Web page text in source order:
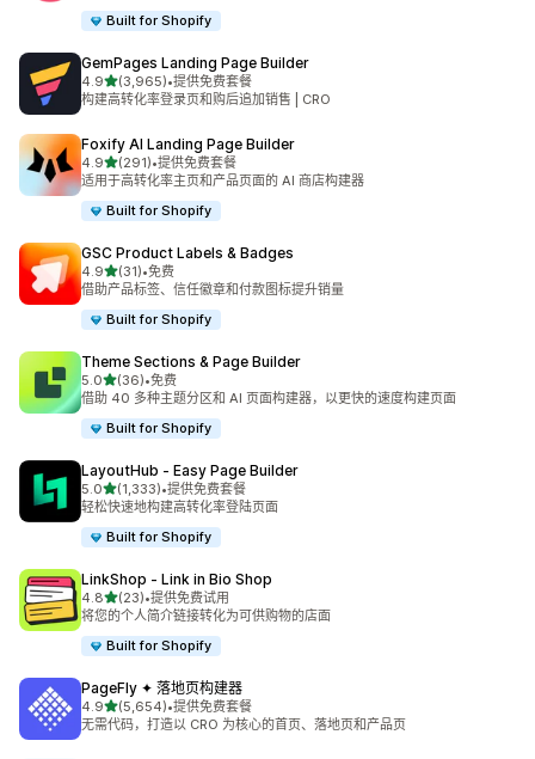
Built for Shopify
GemPages Landing Page Builder
4.9星（满分 5 星）
(3,965)
总共 3965 条评论
•提供免费套餐
构建高转化率登录页和购后追加销售 | CRO
Foxify AI Landing Page Builder
4.9星（满分 5 星）
(291)
总共 291 条评论
•提供免费套餐
适用于高转化率主页和产品页面的 AI 商店构建器
Built for Shopify
GSC Product Labels & Badges
4.9星（满分 5 星）
(31)
总共 31 条评论
•免费
借助产品标签、信任徽章和付款图标提升销量
Built for Shopify
Theme Sections & Page Builder
5.0星（满分 5 星）
(36)
总共 36 条评论
•免费
借助 40 多种主题分区和 AI 页面构建器，以更快的速度构建页面
Built for Shopify
LayoutHub ‑ Easy Page Builder
5.0星（满分 5 星）
(1,333)
总共 1333 条评论
•提供免费套餐
轻松快速地构建高转化率登陆页面
Built for Shopify
LinkShop ‑ Link in Bio Shop
4.8星（满分 5 星）
(23)
总共 23 条评论
•提供免费试用
将您的个人简介链接转化为可供购物的店面
Built for Shopify
PageFly ✦ 落地页构建器
4.9星（满分 5 星）
(5,654)
总共 5654 条评论
•提供免费套餐
无需代码，打造以 CRO 为核心的首页、落地页和产品页